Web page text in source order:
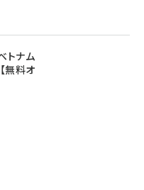
トナム
無料オ